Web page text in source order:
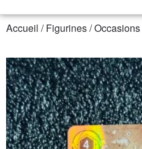
Accueil /Figurines/Occasions